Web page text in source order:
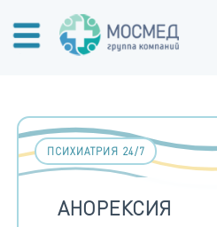
ПСИХИАТРИЯ 24/7
АНОРЕКСИЯ